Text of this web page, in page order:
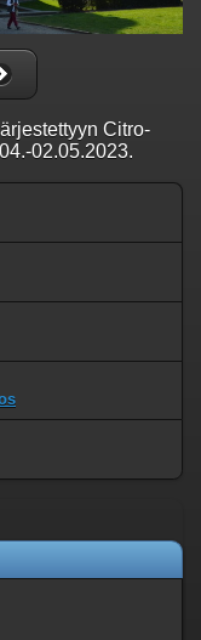
Citro-
02.05.2023.